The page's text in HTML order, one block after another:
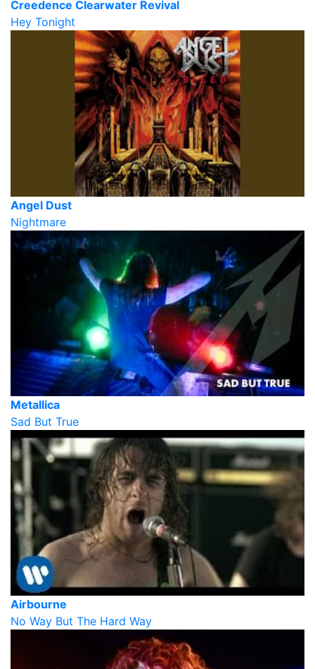
Creedence Clearwater Revival
Hey Tonight
Angel Dust
Nightmare
Metallica
Sad But True
Airbourne
No Way But The Hard Way